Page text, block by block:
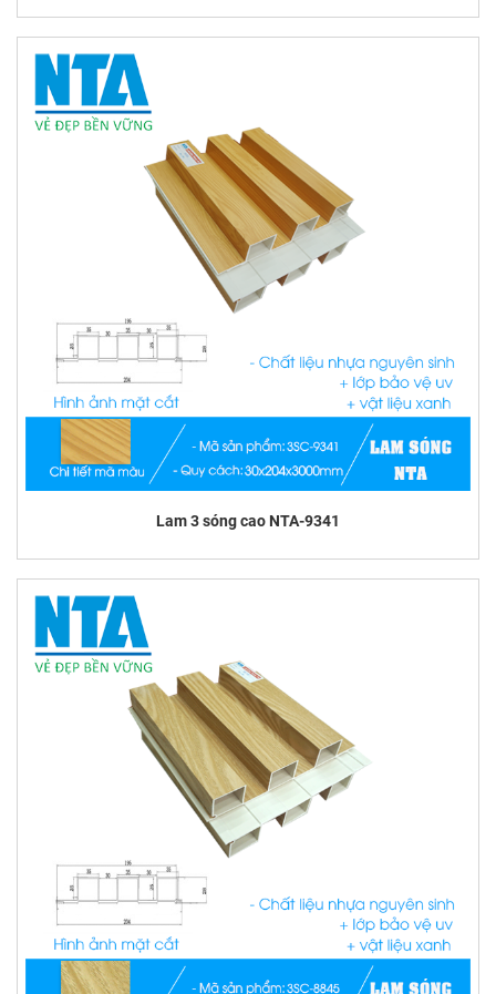
Lam 3 sóng cao NTA-9341